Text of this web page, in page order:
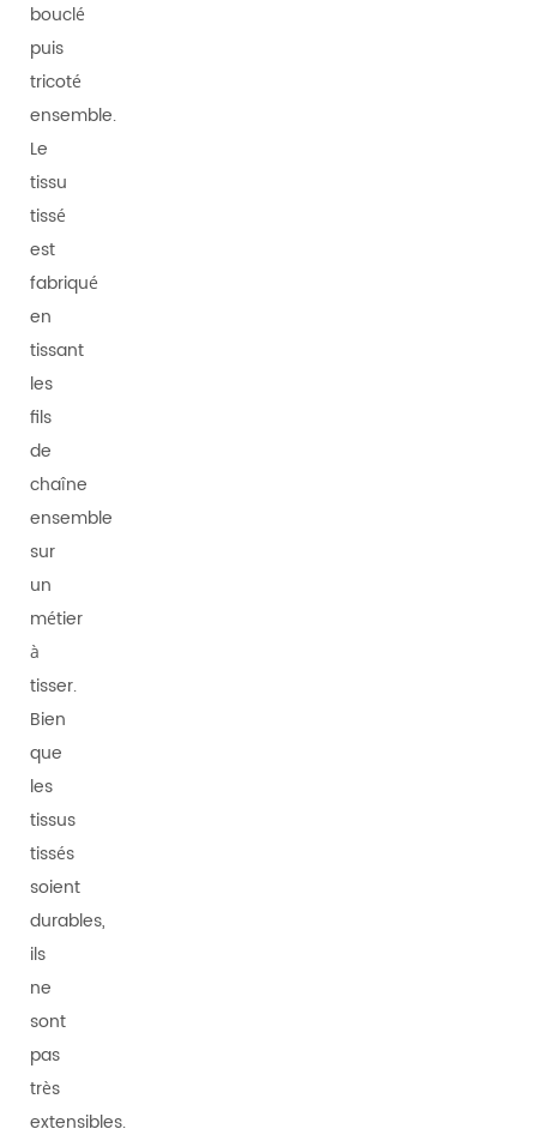
bouclé
puis
tricoté
ensemble.
Le
tissu
tissé
est
fabriqué
en
tissant
les
fils
de
chaîne
ensemble
sur
un
métier
à
tisser.
Bien
que
les
tissus
tissés
soient
durables,
ils
ne
sont
pas
très
extensibles.